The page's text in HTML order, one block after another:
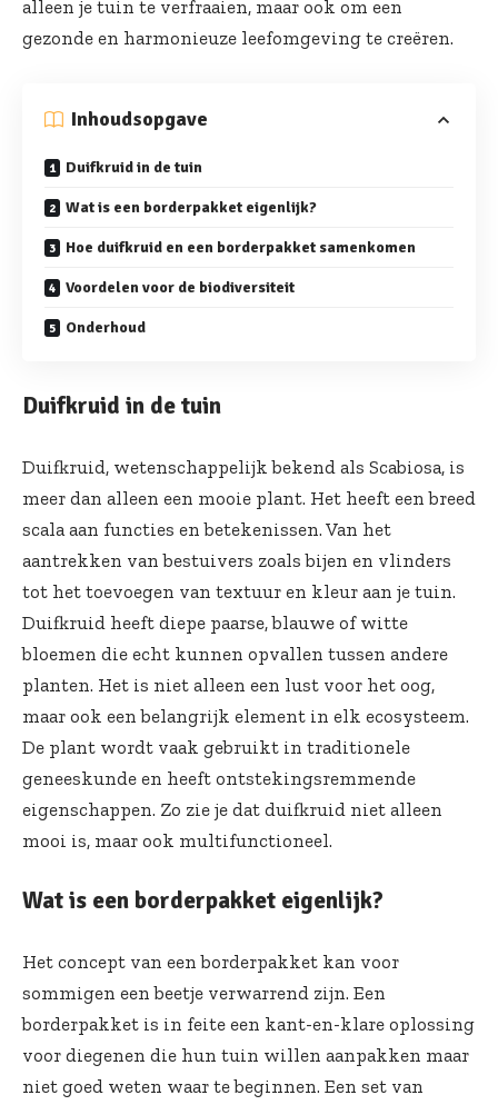
alleen je tuin te verfraaien, maar ook om een
gezonde en harmonieuze leefomgeving te creëren.
Inhoudsopgave
Duifkruid in de tuin
Wat is een borderpakket eigenlijk?
Hoe duifkruid en een borderpakket samenkomen
Voordelen voor de biodiversiteit
Onderhoud
Duifkruid in de tuin
Duifkruid, wetenschappelijk bekend als Scabiosa, is
meer dan alleen een mooie plant. Het heeft een breed
scala aan functies en betekenissen. Van het
aantrekken van bestuivers zoals bijen en vlinders
tot het toevoegen van textuur en kleur aan je tuin.
Duifkruid heeft diepe paarse, blauwe of witte
bloemen die echt kunnen opvallen tussen andere
planten. Het is niet alleen een lust voor het oog,
maar ook een belangrijk element in elk ecosysteem.
De plant wordt vaak gebruikt in traditionele
geneeskunde en heeft ontstekingsremmende
eigenschappen. Zo zie je dat duifkruid niet alleen
mooi is, maar ook multifunctioneel.
Wat is een borderpakket eigenlijk?
Het concept van een borderpakket kan voor
sommigen een beetje verwarrend zijn. Een
borderpakket is in feite een kant-en-klare oplossing
voor diegenen die hun tuin willen aanpakken maar
niet goed weten waar te beginnen. Een set van